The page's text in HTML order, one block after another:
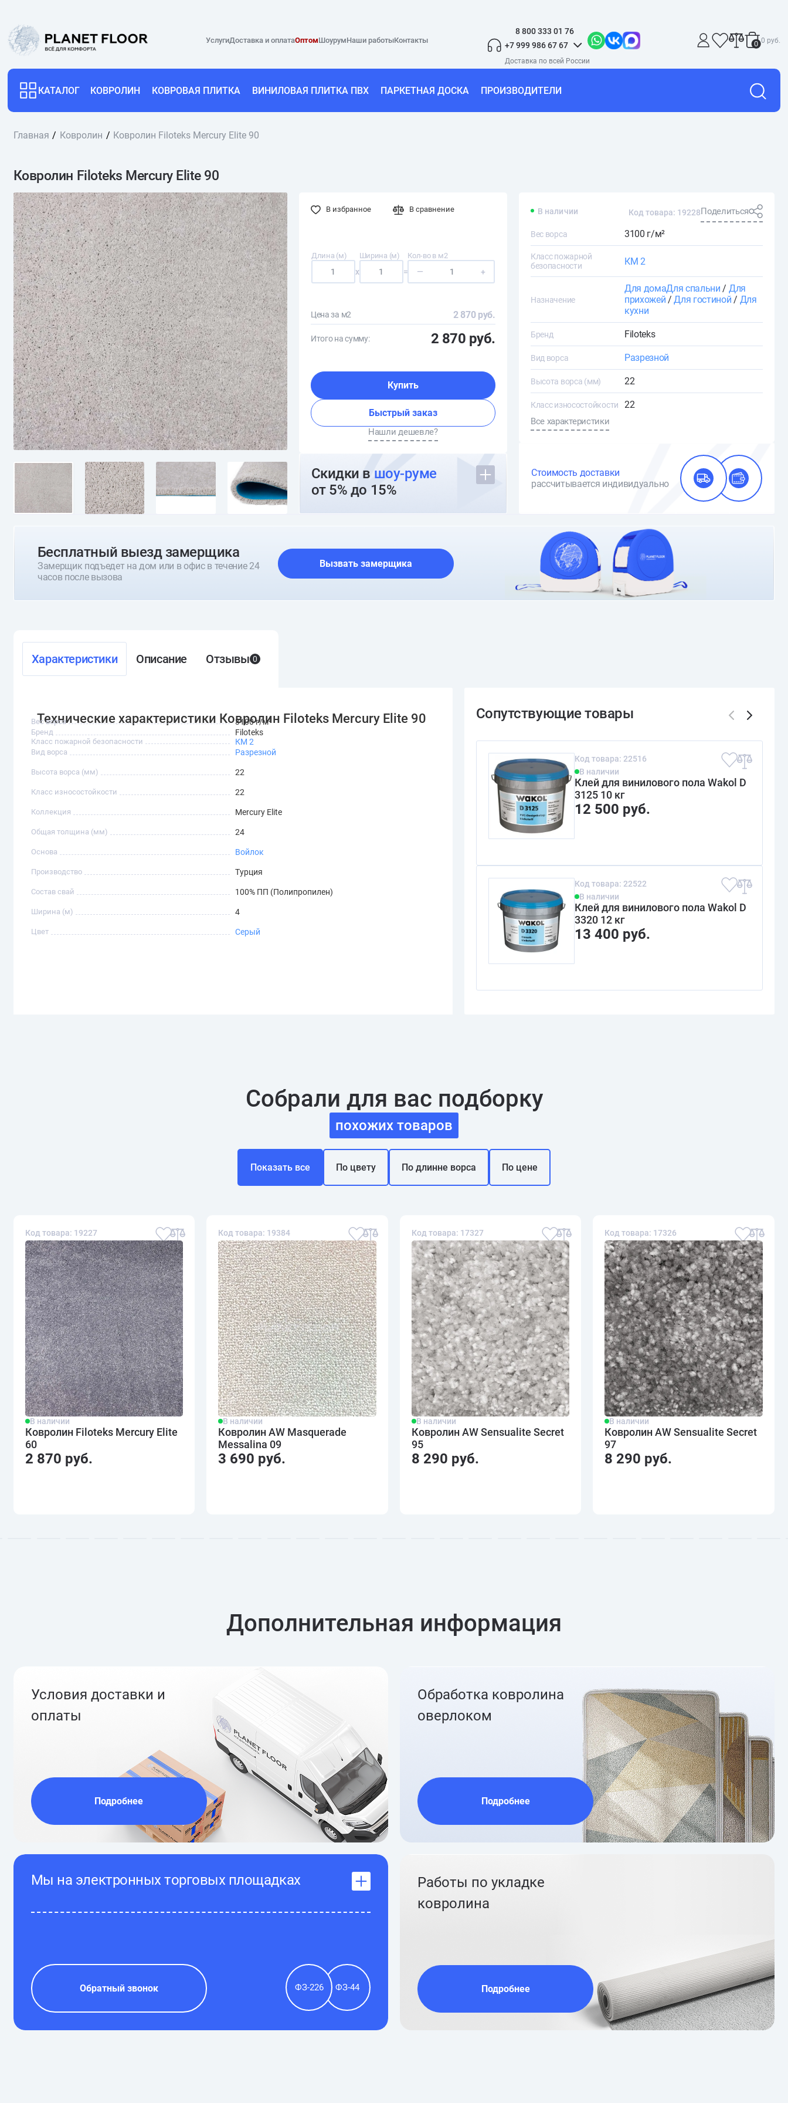
УслугиДоставка и оплатаОптомШоурумНаши работыКонтакты
8 800 333 01 76
+7 999 986 67 67
0 0 руб.
КАТАЛОГ КОВРОЛИН КОВРОВАЯ ПЛИТКА ВИНИЛОВАЯ ПЛИТКА ПВХ ПАРКЕТНАЯ ДОСКА ПРОИЗВОДИТЕЛИ
Главная Ковролин Ковролин Filoteks Mercury Elite 90
Ковролин Filoteks Mercury Elite 90
В избранное В сравнение
Длина (м)
x
Ширина (м)
=
Кол-во в м2
— +
Цена за м2 2 870 руб.
Итого на сумму: 2 870 руб.
Купить
Быстрый заказ
Нашли дешевле?
Скидки в шоу-руме
от 5% до 15%
В наличии Код товара: 19228Поделиться
Вес ворса 3100 г/м²
Класс пожарной
безопасности
КМ 2
Назначение
Для домаДля спальни / Для
прихожей /Для гостиной / Для
кухни
Бренд Filoteks
Вид ворса Разрезной
Высота ворса (мм) 22
Класс износостойкости 22
Все характеристики
Стоимость доставки
рассчитывается индивидуально
О доставке и оплате
Бесплатный выезд замерщика
Замерщик подъедет на дом или в офис в течение 24
часов после вызова
Вызвать замерщика
Характеристики Описание Отзывы 0
Технические характеристики Ковролин Filoteks Mercury Elite 90
Вес ворса 3100 г/м²
Класс пожарной безопасности КМ 2
Бренд Filoteks
Вид ворса Разрезной
Высота ворса (мм) 22
Класс износостойкости 22
Коллекция Mercury Elite
Общая толщина (мм) 24
Основа Войлок
Производство Турция
Состав свай 100% ПП (Полипропилен)
Ширина (м) 4
Цвет Серый
Код товара: 22516
В наличии
Клей для винилового пола Wakol D
3125 10 кг
12 500 руб.
Код товара: 22522
В наличии
Клей для винилового пола Wakol D
3320 12 кг
13 400 руб.
Собрали для вас подборку
похожих товаров
Показать все По цвету По длинне ворса По цене
Код товара: 19227
В наличии
Ковролин Filoteks Mercury Elite
60
2 870 руб.
Код товара: 19384
В наличии
Ковролин AW Masquerade
Messalina 09
3 690 руб.
Код товара: 17327
В наличии
Ковролин AW Sensualite Secret
95
8 290 руб.
Код товара: 17326
В наличии
Ковролин AW Sensualite Secret
97
8 290 руб.
Дополнительная информация
Условия доставки и
оплаты
Подробнее
Обработка ковролина
оверлоком
Подробнее
Мы на электронных торговых площадках
Обратный звонок ФЗ-226 ФЗ-44
Работы по укладке
ковролина
Подробнее